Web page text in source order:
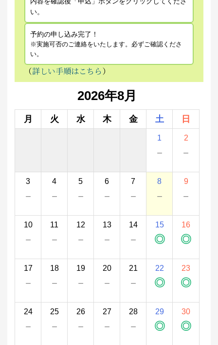
い。
予約の申し込み完了！
※実施可否のご連絡をいたします。必ずご確認くださ
い。
（詳しい手順はこちら）
2026年8月
月 火 水 木 金 土 日
1
－
2
－
3
－
4
－
5
－
6
－
7
－
8
－
9
－
10
－
11
－
12
－
13
－
14
－
15
◎
16
◎
17
－
18
－
19
－
20
－
21
－
22
◎
23
◎
24
－
25
－
26
－
27
－
28
－
29
◎
30
◎